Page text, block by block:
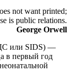
not want printed;
is public relations.
George Orwell
или SIDS) —
в первый год